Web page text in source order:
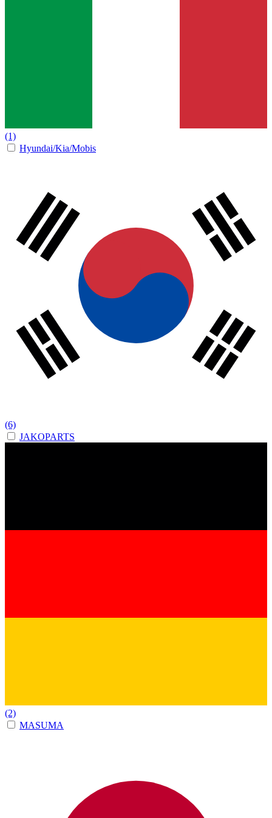
(1)
Hyundai/Kia/Mobis
(6)
JAKOPARTS
(2)
MASUMA